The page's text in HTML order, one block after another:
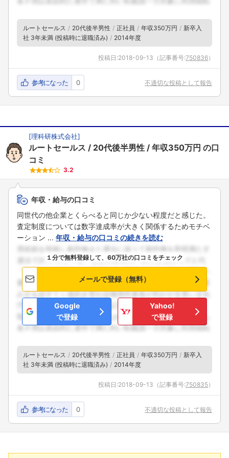
ルートセールス 20代後半男性 正社員 年収350万円
新卒入
社 3年未満 (投稿時に退職済み)
2014年度
投稿日:2018-09-13 （記事番号:750836）
参考になった 0 不適切な投稿として報告
[理科研株式会社]
ルートセールス 20代後半男性 年収350万円 の口
コミ
3.2
年収・給与の口コミ
同世代の他企業とくらべると同じか少ない程度だと感じた。
査定制度については数字達成率が大きく関係するためモチベ
ーション ... 年収・給与の口コミの続きを読む
１分で無料登録して、60万社の口コミをチェック
メールで登録（無料）
Google
で登録
Yahoo!
で登録
ルートセールス 20代後半男性 正社員 年収350万円
新卒入
社 3年未満 (投稿時に退職済み)
2014年度
投稿日:2018-09-13 （記事番号:750835）
参考になった 0 不適切な投稿として報告